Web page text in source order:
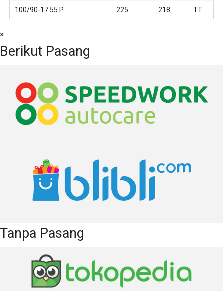
100/90-17 55 P 225 218 TT
×
Berikut Pasang
Tanpa Pasang